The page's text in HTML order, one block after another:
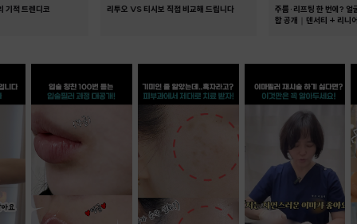
기적 트렌디코 리투오 VS 티시보 직접 비교해 드립니다
주름·리프팅 한 번에? 얼
합 공개｜덴서티 + 리니